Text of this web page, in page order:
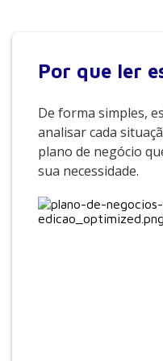
Por que ler
De forma simples,
analisar cada
plano de negócio
sua necessidade.